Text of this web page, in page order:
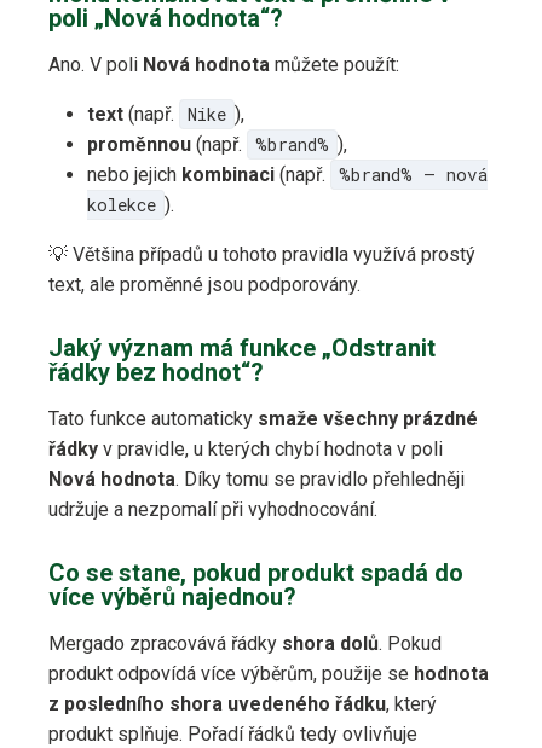
poli „Nová hodnota“?
Ano. V poli Nová hodnota můžete použít:
text (např. Nike ),
proměnnou (např. %brand% ),
nebo jejich kombinaci (např.
%brand% – nová
kolekce ).
💡 Většina případů u tohoto pravidla využívá prostý
text, ale proměnné jsou podporovány.
Jaký význam má funkce „Odstranit
řádky bez hodnot“?
Tato funkce automaticky smaže všechny prázdné
řádky v pravidle, u kterých chybí hodnota v poli
Nová hodnota. Díky tomu se pravidlo přehledněji
udržuje a nezpomalí při vyhodnocování.
Co se stane, pokud produkt spadá do
více výběrů najednou?
Mergado zpracovává řádky shora dolů. Pokud
produkt odpovídá více výběrům, použije se hodnota
z posledního shora uvedeného řádku, který
produkt splňuje. Pořadí řádků tedy ovlivňuje